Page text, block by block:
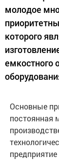
молодое
которого
емкостного
Основные
постоянная